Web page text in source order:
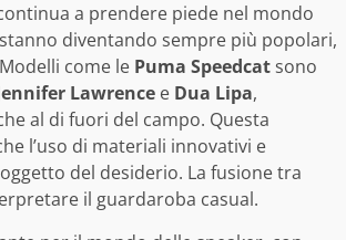
a prendere piede nel mondo
diventando sempre più popolari,
come le Puma Speedcatsono
Lawrence e Dua Lipa,
al di fuori del campo. Questa
l’uso di materiali innovativi e
del desiderio. La fusione tra
il guardaroba casual.